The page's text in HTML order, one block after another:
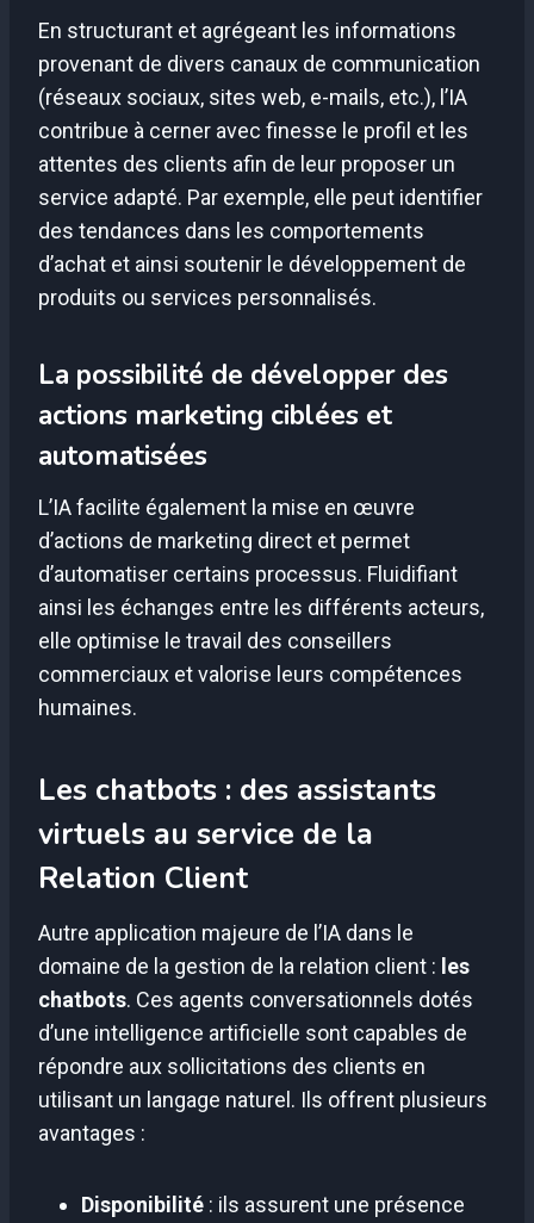
En structurant et agrégeant les informations
provenant de divers canaux de communication
(réseaux sociaux, sites web, e-mails, etc.), l’IA
contribue à cerner avec finesse le profil et les
attentes des clients afin de leur proposer un
service adapté. Par exemple, elle peut identifier
des tendances dans les comportements
d’achat et ainsi soutenir le développement de
produits ou services personnalisés.
La possibilité de développer des
actions marketing ciblées et
automatisées
L’IA facilite également la mise en œuvre
d’actions de marketing direct et permet
d’automatiser certains processus. Fluidifiant
ainsi les échanges entre les différents acteurs,
elle optimise le travail des conseillers
commerciaux et valorise leurs compétences
humaines.
Les chatbots : des assistants
virtuels au service de la
Relation Client
Autre application majeure de l’IA dans le
domaine de la gestion de la relation client : les
chatbots. Ces agents conversationnels dotés
d’une intelligence artificielle sont capables de
répondre aux sollicitations des clients en
utilisant un langage naturel. Ils offrent plusieurs
avantages :
Disponibilité : ils assurent une présence